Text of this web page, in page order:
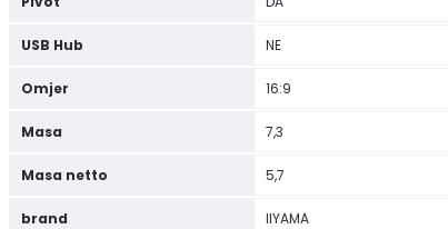
USB Hub NE
Omjer 16:9
Masa 7,3
Masa netto 5,7
brand IIYAMA